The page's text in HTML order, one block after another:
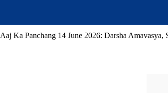
Aaj Ka Panchang 14 June 2026: Darsha